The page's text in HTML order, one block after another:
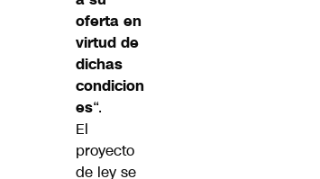
oferta en
virtud de
dichas
condicion
es“.
El
proyecto
de ley se